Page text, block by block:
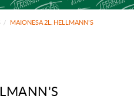
MAIONESA 2L. HELLMANN'S